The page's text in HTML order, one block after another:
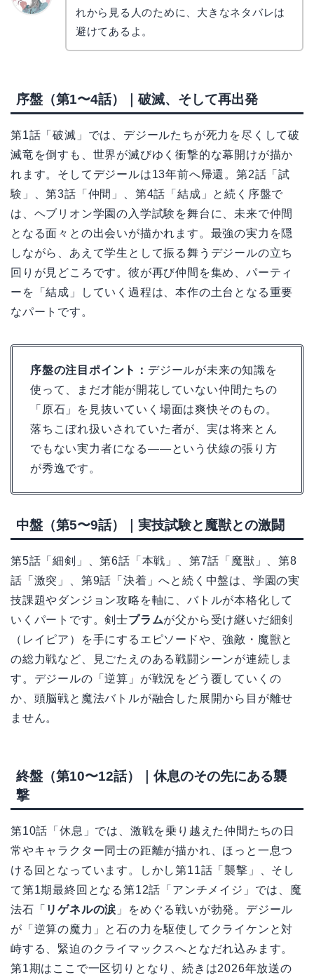
れから見る人のために、大きなネタバレは
避けてあるよ。
序盤（第1〜4話）｜破滅、そして再出発
第1話「破滅」では、デジールたちが死力を尽くして破
滅竜を倒すも、世界が滅びゆく衝撃的な幕開けが描か
れます。そしてデジールは13年前へ帰還。第2話「試
験」、第3話「仲間」、第4話「結成」と続く序盤で
は、ヘブリオン学園の入学試験を舞台に、未来で仲間
となる面々との出会いが描かれます。最強の実力を隠
しながら、あえて学生として振る舞うデジールの立ち
回りが見どころです。彼が再び仲間を集め、パーティ
ーを「結成」していく過程は、本作の土台となる重要
なパートです。
序盤の注目ポイント： デジールが未来の知識を
使って、まだ才能が開花していない仲間たちの
「原石」を見抜いていく場面は爽快そのもの。
落ちこぼれ扱いされていた者が、実は将来とん
でもない実力者になる――という伏線の張り方
が秀逸です。
中盤（第5〜9話）｜実技試験と魔獣との激闘
第5話「細剣」、第6話「本戦」、第7話「魔獣」、第8
話「激突」、第9話「決着」へと続く中盤は、学園の実
技課題やダンジョン攻略を軸に、バトルが本格化して
いくパートです。剣士プラムが父から受け継いだ細剣
（レイピア）を手にするエピソードや、強敵・魔獣と
の総力戦など、見ごたえのある戦闘シーンが連続しま
す。デジールの「逆算」が戦況をどう覆していくの
か、頭脳戦と魔法バトルが融合した展開から目が離せ
ません。
終盤（第10〜12話）｜休息のその先にある襲
撃
第10話「休息」では、激戦を乗り越えた仲間たちの日
常やキャラクター同士の距離が描かれ、ほっと一息つ
ける回となっています。しかし第11話「襲撃」、そし
て第1期最終回となる第12話「アンチメイジ」では、魔
法石「 リゲネルの涙 」をめぐる戦いが勃発。デジール
が「逆算の魔力」と石の力を駆使してクライケンと対
峙する、緊迫のクライマックスへとなだれ込みます。
第1期はここで一区切りとなり、続きは2026年放送の